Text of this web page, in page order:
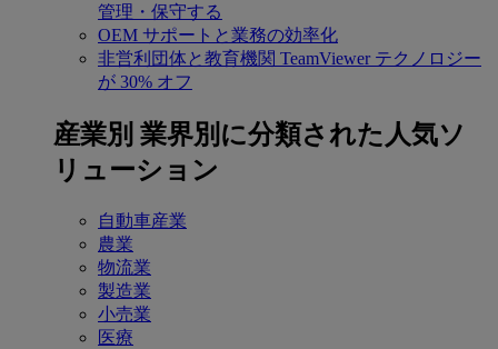
管理・保守する
OEM サポートと業務の効率化
非営利団体と教育機関 TeamViewer テクノロジー
が 30% オフ
産業別 業界別に分類された人気ソ
リューション
自動車産業
農業
物流業
製造業
小売業
医療